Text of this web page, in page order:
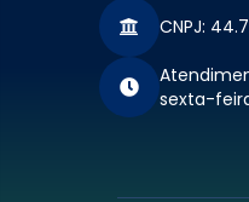
CNPJ:
sexta-